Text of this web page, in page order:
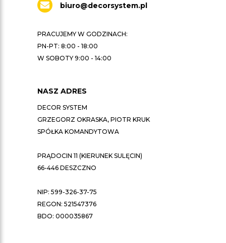
biuro@decorsystem.pl
PRACUJEMY W GODZINACH:
PN-PT: 8:00 - 18:00
W SOBOTY 9:00 - 14:00
NASZ ADRES
DECOR SYSTEM
GRZEGORZ OKRASKA, PIOTR KRUK
SPÓŁKA KOMANDYTOWA
PRĄDOCIN 11 (KIERUNEK SULĘCIN)
66-446 DESZCZNO
NIP: 599-326-37-75
REGON: 521547376
BDO: 000035867